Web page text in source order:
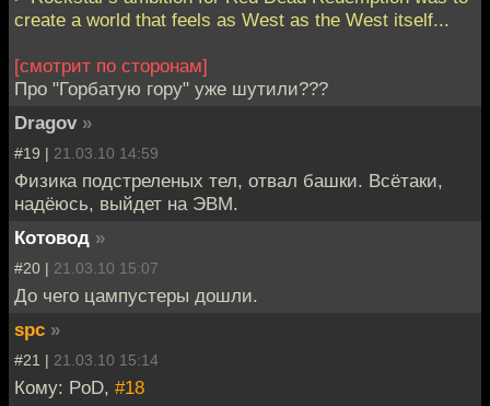
create a world that feels as West as the West itself...
[cмотрит по сторонам]
Про "Горбатую гору" уже шутили???
Dragov »
#19 | 21.03.10 14:59
Физика подстреленых тел, отвал башки. Всётаки,
надёюсь, выйдет на ЭВМ.
Котовод »
#20 | 21.03.10 15:07
До чего цампустеры дошли.
spc »
#21 | 21.03.10 15:14
Кому: PoD, #18